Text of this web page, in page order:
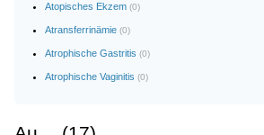
Atopisches Ekzem (0)
Atransferrinämie (0)
Atrophische Gastritis (0)
Atrophische Vaginitis (0)